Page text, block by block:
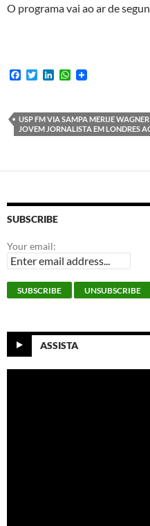
O programa vai ao ar de
F
b
o
T
t
e
e
d
W
s
A
USP FM VIA SAMPA MERIJE
JOVEM JORNALISTA EM LONDRES
SUBSCRIBE
Your email:
ASSISTA